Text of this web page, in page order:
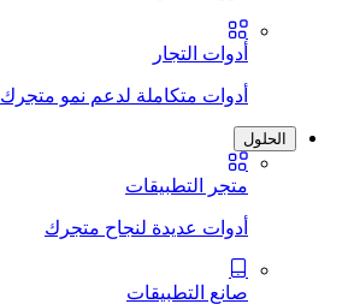
أدوات التجار
أدوات متكاملة لدعم نمو متجرك
الحلول
متجر التطبيقات
أدوات عديدة لنجاح متجرك
صانع التطبيقات